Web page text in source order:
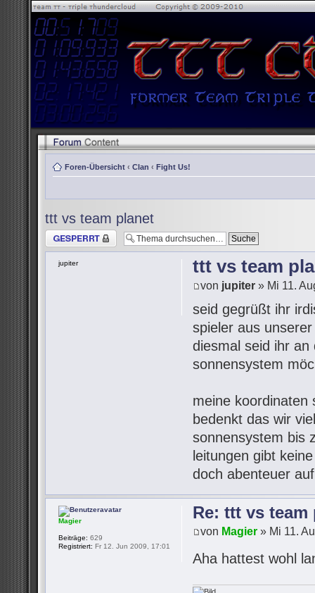
Foren-Übersicht ‹ Clan ‹ Fight Us!
ttt vs team planet
Thema gesperrt
ttt vs team
von jupiter » Mi 11.
seid gegrüßt ihr
spieler aus
diesmal seid ihr
sonnensystem
meine koordinaten
bedenkt das wir
sonnensystem bis
leitungen gibt
doch abenteuer
jupiter
Re: ttt vs team
von Magier » Mi 11.
Aha hattest wohl
Magier
Beiträge: 629
Registriert: Fr 12. Jun 2009, 17:01